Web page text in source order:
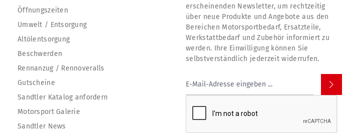
Öffnungszeiten
Umwelt / Entsorgung
Altölentsorgung
Beschwerden
Rennanzug / Rennoveralls
Gutscheine
Sandtler Katalog anfordern
Motorsport Galerie
Sandtler News
erscheinenden Newsletter, um rechtzeitig
über neue Produkte und Angebote aus den
Bereichen Motorsportbedarf, Ersatzteile,
Werkstattbedarf und Zubehör informiert zu
werden. Ihre Einwilligung können Sie
selbstverständlich jederzeit widerrufen.